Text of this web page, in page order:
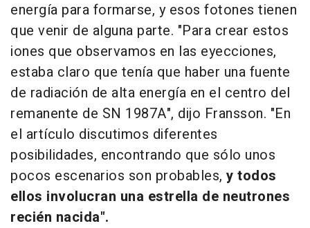
energía para formarse, y esos fotones tienen
que venir de alguna parte. "Para crear estos
iones que observamos en las eyecciones,
estaba claro que tenía que haber una fuente
de radiación de alta energía en el centro del
remanente de SN 1987A", dijo Fransson. "En
el artículo discutimos diferentes
posibilidades, encontrando que sólo unos
pocos escenarios son probables, y todos
ellos involucran una estrella de neutrones
recién nacida".